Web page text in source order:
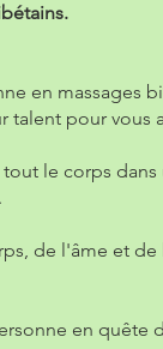
en massages
talent pour vous
le corps
de l'âme et de
en quête